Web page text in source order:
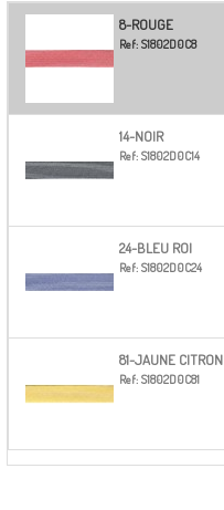
8-ROUGE
Ref: S1802D0C8
14-NOIR
Ref: S1802D0C14
24-BLEU ROI
Ref: S1802D0C24
81-JAUNE CITRON
Ref: S1802D0C81